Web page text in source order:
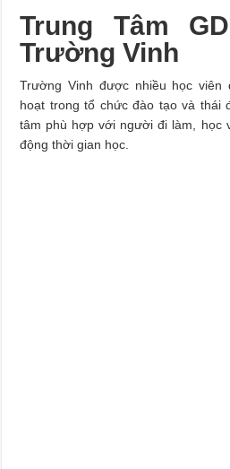
Trung Tâm
Trường Vinh
Trường Vinh được nhiều học
hoạt trong tổ chức đào tạo và thái
tâm phù hợp với người đi làm, học
động thời gian học.